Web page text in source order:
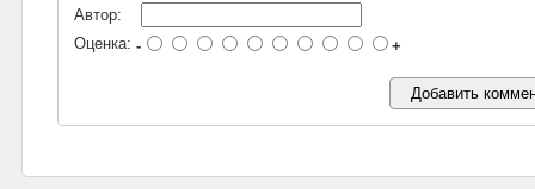
Автор:
Оценка: - +